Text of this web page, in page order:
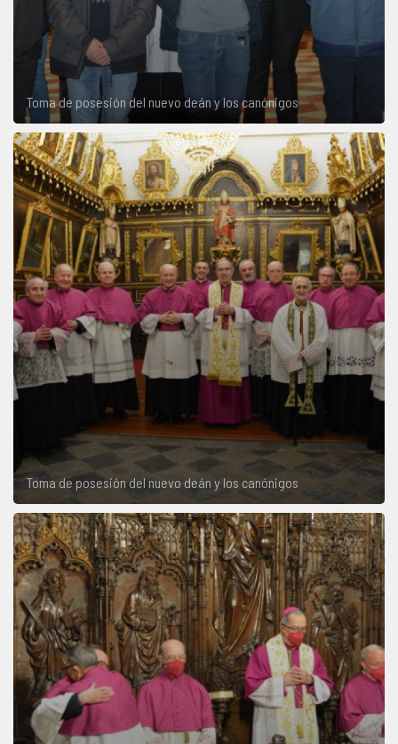
Toma de posesión del nuevo deán y los canónigos
Toma de posesión del nuevo deán y los canónigos